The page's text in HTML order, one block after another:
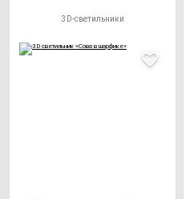
3D-светильники